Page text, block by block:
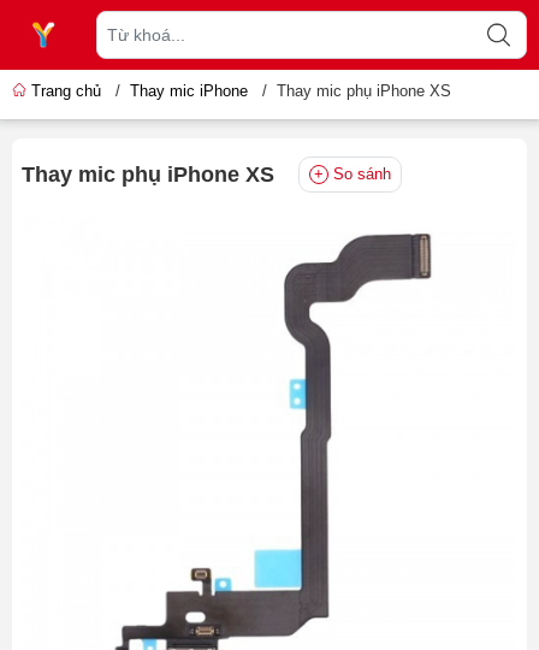
Trang chủ / Thay mic iPhone / Thay mic phụ iPhone XS
Thay mic phụ iPhone XS So sánh